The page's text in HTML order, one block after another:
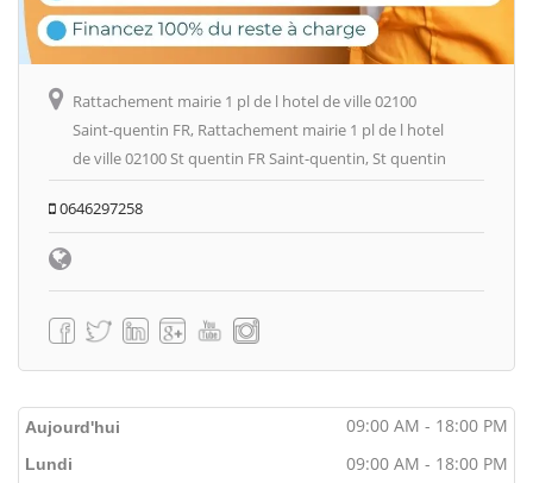
Rattachement mairie 1 pl de l hotel de ville 02100
Saint-quentin FR, Rattachement mairie 1 pl de l hotel
de ville 02100 St quentin FR Saint-quentin, St quentin
0646297258
Aujourd'hui 09:00 AM - 18:00 PM
Lundi 09:00 AM - 18:00 PM